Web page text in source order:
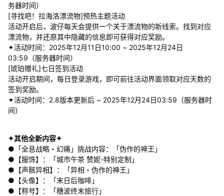
务器时间）
[寻找吧！拉海洛漂流物]预热主题活动
活动开启后，波仔每天会提供一个关于漂流物的新线索。找到对应
漂流物，并还原其中隐藏的信息即可获得对应奖励。
✦活动时间：2025年12月11日10:00 ~ 2025年12月24日
03:59（服务器时间）
[琥珀赠礼]七日签到活动
活动开启期间，每日登录游戏，即可前往活动界面领取对应天数的
签到奖励。
✦活动时间：2.8版本更新后 ~ 2025年12月24日03:59（服务器时
间）
✦其他全新内容✦
●「全息战略・幻痛」挑战内容：「伪作的神王」
●【服饰】：「城市午茶 赞妮-特别定制」
●【声骸异相】：「异相・伪作的神王」
●【头像】：「末日后咖啡」
●【称号】：「穗波终末旅行」